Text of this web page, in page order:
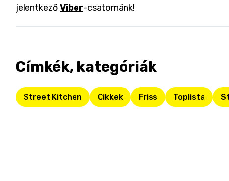
jelentkezőViber-csatornánk!
Címkék, kategóriák
Street Kitchen Cikkek Friss Toplista